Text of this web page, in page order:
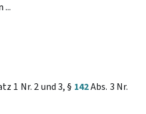
...
1 Nr. 2 und 3, § 142Abs. 3 Nr.